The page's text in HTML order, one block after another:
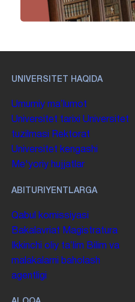
UNIVERSITET HAQIDA
Umumiy maʼlumot
Universitet tarixi Universitet
tuzilmasi
Rektorat
Universitet kengashi
Me'yoriy hujjatlar
ABITURIYENTLARGA
Qabul komissiyasi
Bakalavriat Magistratura
Ikkinchi oliy taʼlim Bilim va
malakalarni baholash
agentligi